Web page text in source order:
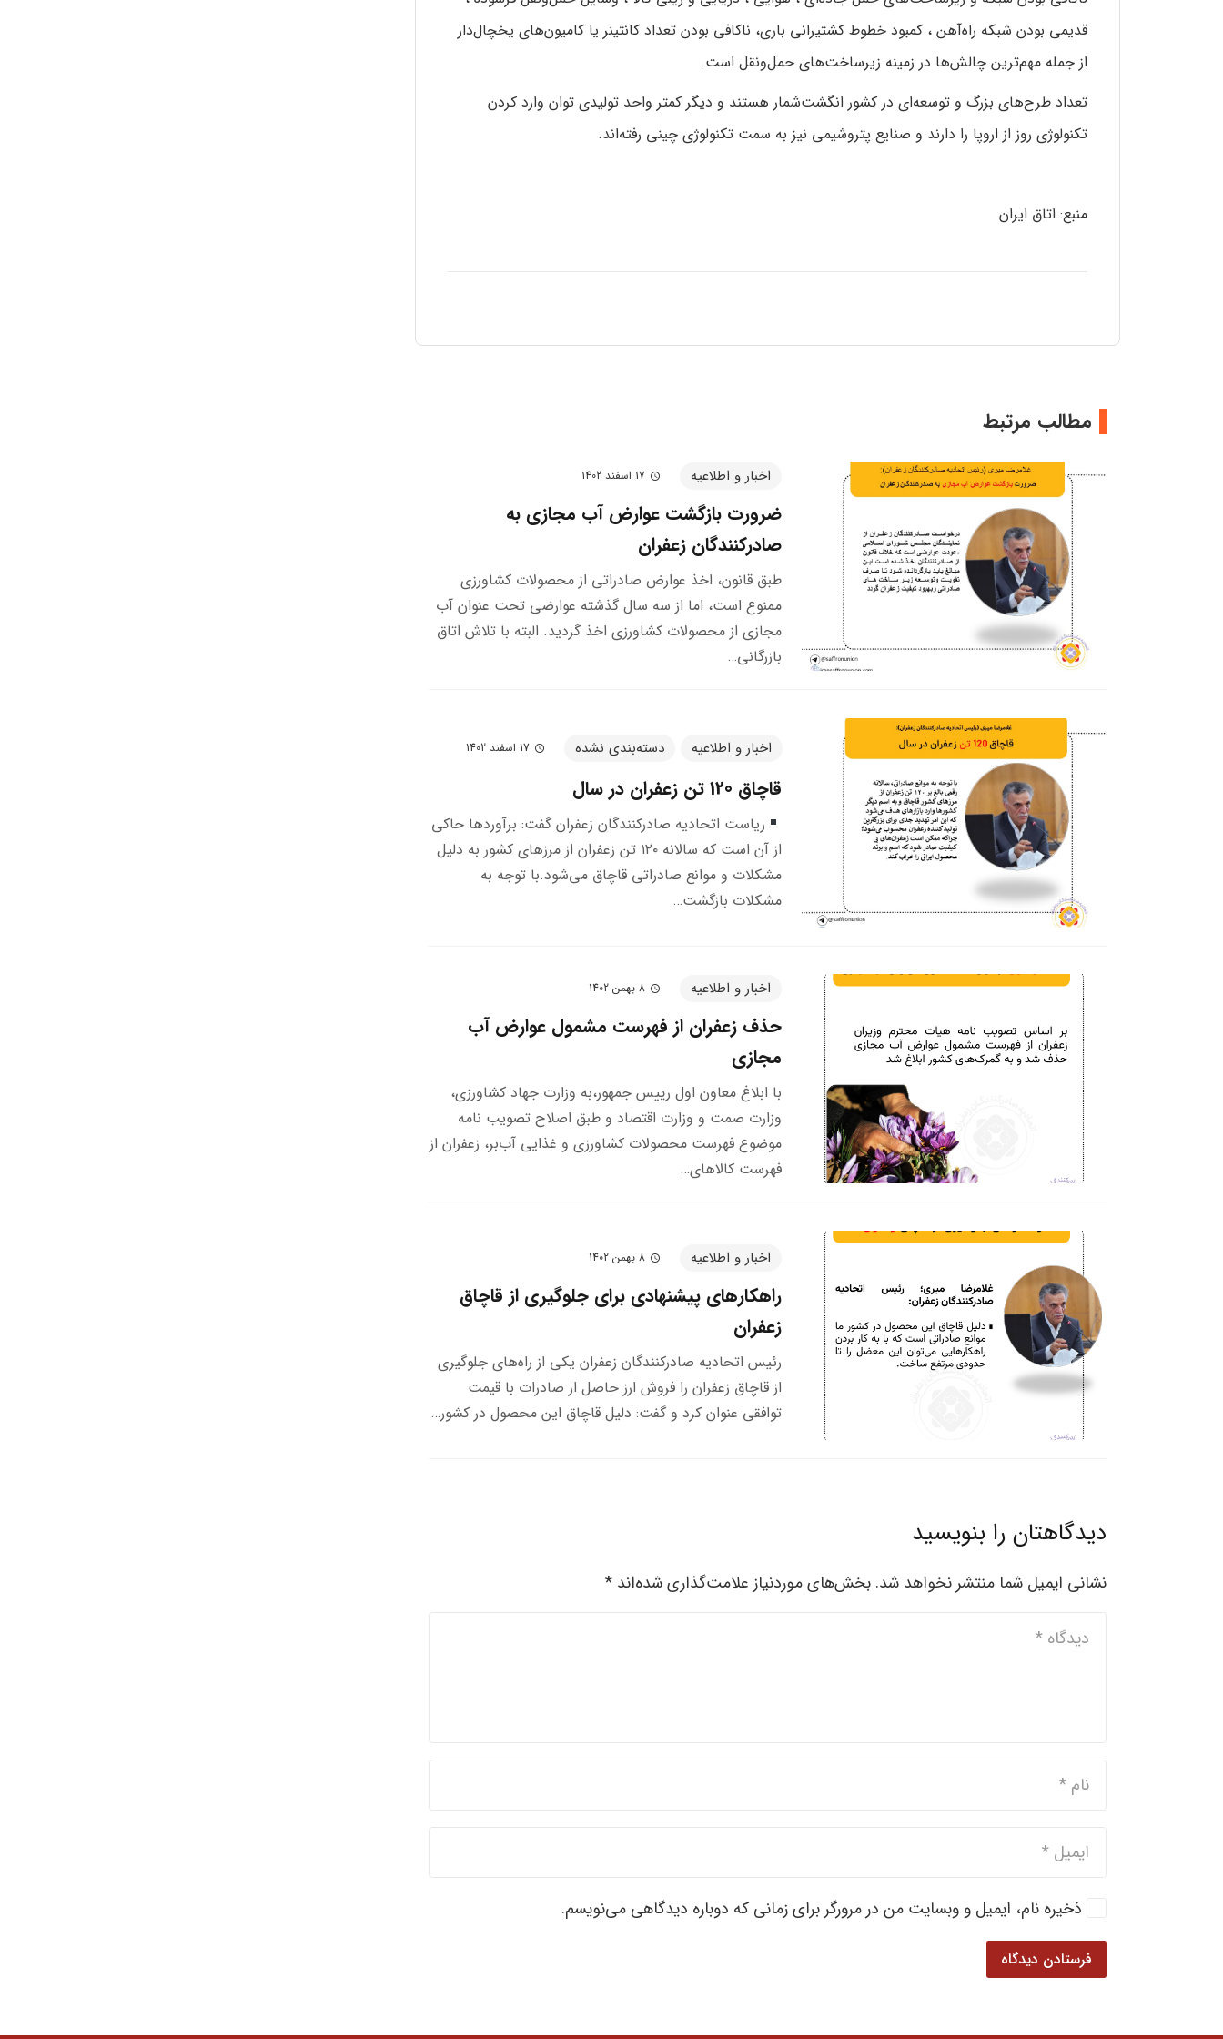
قدیمی بودن شبکه راه‌آهن ، کمبود خطوط کشتیرانی باری، ناکافی بودن تعداد کانتینر یا کامیون‌های یخچال‌دار
از جمله مهم‌ترین چالش‌ها در زمینه زیرساخت‌های حمل‌ونقل است.
تعداد طرح‌های بزرگ و توسعه‌ای در کشور انگشت‌شمار هستند و دیگر کمتر واحد تولیدی توان وارد کردن
تکنولوژی روز از اروپا را دارند و صنایع پتروشیمی نیز به سمت تکنولوژی چینی رفته‌اند.
منبع: اتاق ایران
مطالب مرتبط
اخبار و اطلاعیه schedule 17 اسفند 1402
ضرورت بازگشت عوارض آب مجازی به
صادرکنندگان زعفران
طبق قانون، اخذ عوارض صادراتی از محصولات کشاورزی
ممنوع است، اما از سه سال گذشته عوارضی تحت عنوان آب
مجازی از محصولات کشاورزی اخذ گردید. البته با تلاش اتاق
بازرگانی…
اخبار و اطلاعیه دسته‌بندی نشده schedule 17 اسفند 1402
قاچاق 120 تن زعفران در سال
ریاست اتحادیه صادرکنندگان زعفران گفت: برآورد‌ها حاکی
از آن است که سالانه ۱۲۰ تن زعفران از مرز‌های کشور به دلیل
مشکلات و موانع صادراتی قاچاق می‌شود.با توجه به
مشکلات بازگشت…
اخبار و اطلاعیه schedule 8 بهمن 1402
حذف زعفران از فهرست مشمول عوارض آب
مجازی
با ابلاغ معاون اول رییس جمهور،به وزارت جهاد کشاورزی،
وزارت صمت و وزارت اقتصاد و طبق اصلاح تصویب نامه
موضوع فهرست محصولات کشاورزی و غذایی آب‌بر، زعفران از
فهرست کالاهای…
اخبار و اطلاعیه schedule 8 بهمن 1402
راهکارهای پیشنهادی برای جلوگیری از قاچاق
زعفران
رئیس اتحادیه صادرکنندگان زعفران یکی از راه‌های جلوگیری
از قاچاق زعفران را فروش ارز حاصل از صادرات با قیمت
توافقی عنوان کرد و گفت: دلیل قاچاق این محصول در کشور…
دیدگاهتان را بنویسید
نشانی ایمیل شما منتشر نخواهد شد. بخش‌های موردنیاز علامت‌گذاری شده‌اند *
ذخیره نام، ایمیل و وبسایت من در مرورگر برای زمانی که دوباره دیدگاهی می‌نویسم.
فرستادن دیدگاه